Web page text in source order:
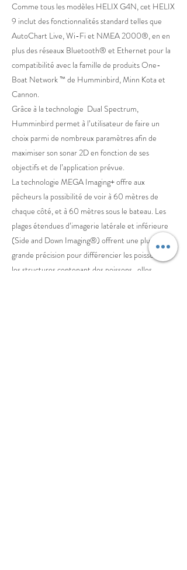
Comme tous les modèles HELIX G4N, cet HELIX
9 inclut des fonctionnalités standard telles que
AutoChart Live, Wi-Fi et NMEA 2000®, en en
plus des réseaux Bluetooth® et Ethernet pour la
compatibilité avec la famille de produits One-
Boat Network ™ de Humminbird, Minn Kota et
Cannon.
Grâce à la technologie Dual Spectrum,
Humminbird permet à l’utilisateur de faire un
choix parmi de nombreux paramètres afin de
maximiser son sonar 2D en fonction de ses
objectifs et de l’application prévue.
La technologie MEGA Imaging+ offre aux
pêcheurs la possibilité de voir à 60 mètres de
chaque côté, et à 60 mètres sous le bateau. Les
plages étendues d’imagerie latérale et inférieure
(Side and Down Imaging®) offrent une plus
grande précision pour différencier les poissons et
les structures contenant des poissons , elles